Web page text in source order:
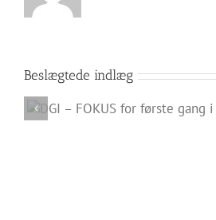
Beslægtede indlæg